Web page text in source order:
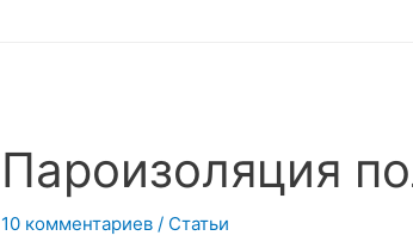
Пароизоляция
10 комментариев / Статьи